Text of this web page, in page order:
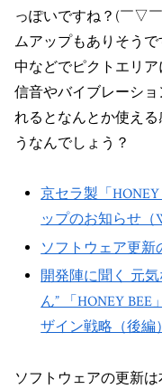
っぽいですね？(￣▽
ムアップもありそう
中などでピクトエリ
信音やバイブレーシ
れるとなんとか使え
うなんでしょう？
京セラ製「
ップのお知らせ（
ソフトウェア更新
開発陣に聞く 元気
ん” 「HONEY
ザイン戦略（後編
ソフトウェアの更新